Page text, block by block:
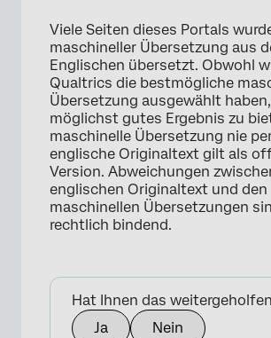
Viele Seiten dieses Portals
maschineller Übersetzung aus
Englischen übersetzt. Obwohl
Qualtrics die bestmögliche
Übersetzung ausgewählt
möglichst gutes Ergebnis zu
maschinelle Übersetzung nie
englische Originaltext gilt als
Version. Abweichungen
englischen Originaltext und den
maschinellen Übersetzungen
rechtlich bindend.
Hat Ihnen das
Ja
Nein